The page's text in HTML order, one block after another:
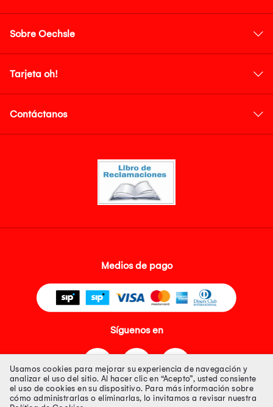
Sobre Oechsle
Tarjeta oh!
Contáctanos
Medios de pago
Síguenos en
Usamos cookies para mejorar su experiencia de navegación y
analizar el uso del sitio. Al hacer clic en “Acepto”, usted consiente
el uso de cookies en su dispositivo. Para más información sobre
cómo administrarlas o eliminarlas, lo invitamos a revisar nuestra